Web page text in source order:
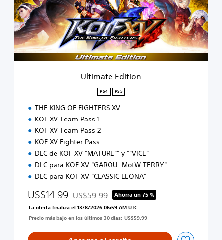
a
t
e
E
d
i
t
Ultimate Edition
PS4 PS5
THE KING OF FIGHTERS XV
KOF XV Team Pass 1
KOF XV Team Pass 2
KOF XV Fighter Pass
DLC de KOF XV "MATURE"" y ""VICE"
DLC para KOF XV "GAROU: MotW TERRY"
DLC para KOF XV "CLASSIC LEONA"
US$14.99 Rebajado del precio original de US$59.99
US$59.99 Ahorra un 75 %
La oferta finaliza el 13/8/2026 06:59 AM UTC
Precio más bajo en los últimos 30 días: US$59.99